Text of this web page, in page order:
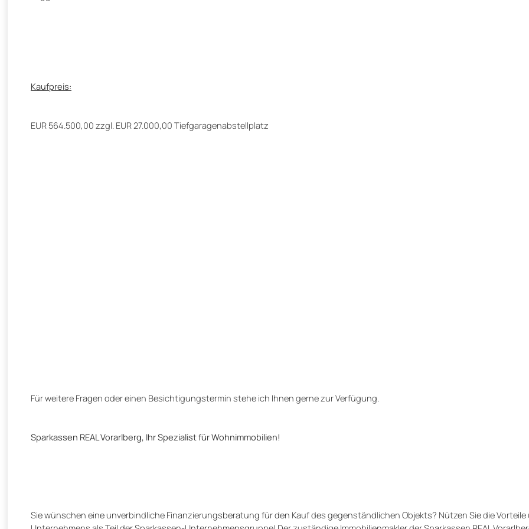
Kaufpreis:
EUR 564.500,00 zzgl. EUR 27.000,00 Tiefgaragenabstellplatz
Für weitere Fragen oder einen Besichtigungstermin stehe ich Ihnen gerne zur Verfügung.
Sparkassen REAL Vorarlberg, Ihr Spezialist für Wohnimmobilien!
Sie wünschen eine unverbindliche Finanzierungsberatung für den Kauf des gegenständlichen Objekts? Nützen Sie die Vorteile